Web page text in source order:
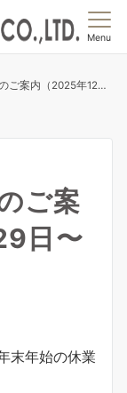
Menu
年12月29日〜2026年1月4日）
ご案
日〜
末年始の休業